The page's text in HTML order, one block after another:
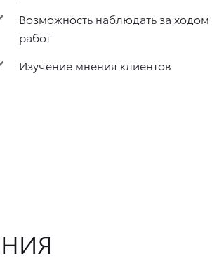
Возможность наблюдать за ходом
работ
Изучение мнения клиентов